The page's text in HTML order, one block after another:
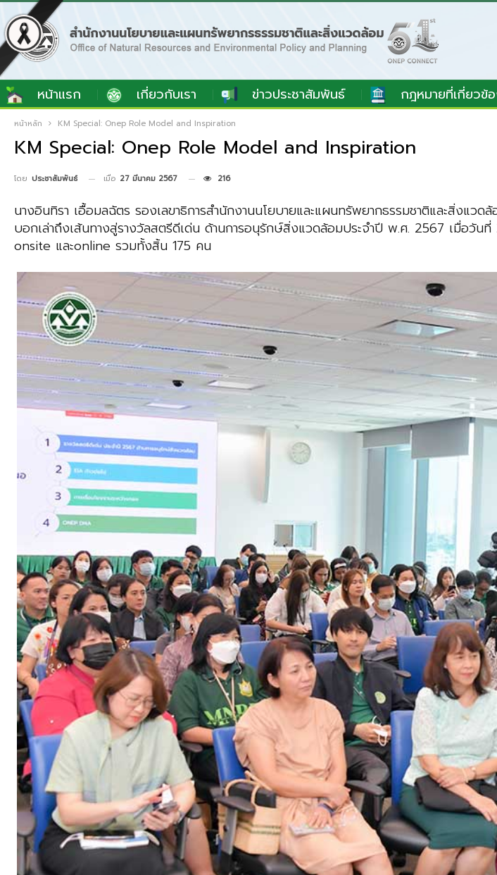
หน้าแรก เกี่ยวกับเรา ข่าวประชาสัมพันธ์ กฎหมายที่เกี่ยวข้
หน้าหลัก KM Special: Onep Role Model and Inspiration
KM Special: Onep Role Model and Inspiration
โดย ประชาสัมพันธ์ เมื่อ 27 มีนาคม 2567 216
นางอินทิรา เอื้อมลฉัตร รองเลขาธิการสำนักงานนโยบายและแผนทรัพยากธรรมชาติและสิ่งแว
บอกเล่าถึงเส้นทางสู่รางวัลสตรีดีเด่น ด้านการอนุรักษ์สิ่งแวดล้อมประจำปี พ.ศ. 2567 เมื่อ
onsite และonline รวมทั้งสิ้น 175 คน